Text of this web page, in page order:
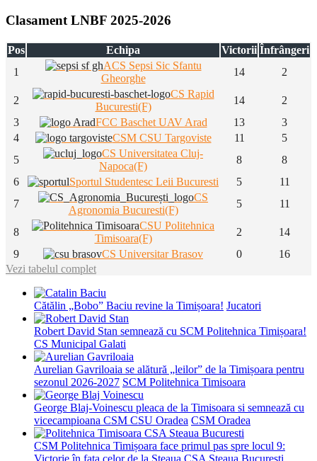
Clasament LNBF 2025-2026
Pos Echipa Victorii Înfrângeri
1
ACS Sepsi Sic Sfantu
Gheorghe
14 2
2
CS Rapid
Bucuresti(F)
14
2
3
FCC Baschet UAV Arad 13
3
4
CSM CSU Targoviste 11
5
5
CS Universitatea Cluj-
Napoca(F)
8
8
6
Sportul Studentesc Leii Bucuresti 5
11
7
CS
Agronomia Bucuresti(F)
5 11
8
CSU Politehnica
Timisoara(F)
2
14
9
CS Universitar Brasov 0
16
Vezi tabelul complet
Cătălin „Bobo” Baciu revine la Timișoara! Jucatori
Robert David Stan semnează cu SCM Politehnica Timișoara!
CS Municipal Galati
Aurelian Gavriloaia se alătură „leilor” de la Timișoara pentru
sezonul 2026-2027 SCM Politehnica Timisoara
George Blaj-Voinescu pleaca de la Timisoara si semnează cu
vicecampioana CSM CSU Oradea CSM Oradea
CSM Politehnica Timișoara face primul pas spre locul 9:
Victorie în fața celor de la Steaua CSA Steaua Bucuresti